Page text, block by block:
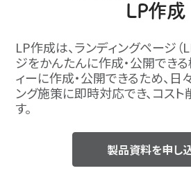
LP作成
LP作成は、ランディングページ
ジをかんたんに作成・公開できる
ィーに作成・公開できるため、日
ング施策に即時対応でき、コス
す。
製品資料を申し